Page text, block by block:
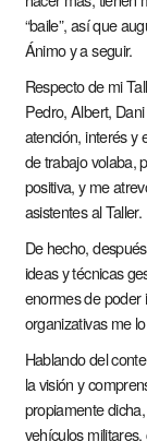
“baile”, así que
Ánimo y a seguir.
Respecto de mi
Pedro, Albert,
atención, interés y
de trabajo volaba,
positiva, y me
asistentes al Taller.
De hecho,
ideas y técnicas
enormes de poder
organizativas me
Hablando del
la visión y
propiamente
vehículos